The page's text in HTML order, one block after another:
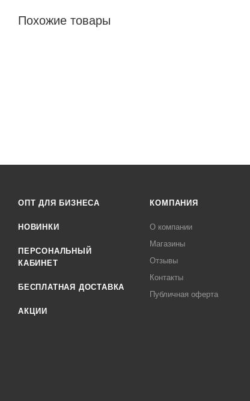
Похожие товары
ОПТ ДЛЯ БИЗНЕСА
НОВИНКИ
ПЕРСОНАЛЬНЫЙ
КАБИНЕТ
БЕСПЛАТНАЯ ДОСТАВКА
АКЦИИ
КОМПАНИЯ
О компании
Магазины
Отзывы
Контакты
Публичная оферта